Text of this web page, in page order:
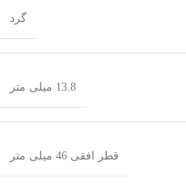
گرد
13.8 میلی متر
قطر افقی 46 میلی متر